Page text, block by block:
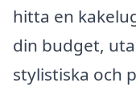
hitta en
din budget,
stylistiska och